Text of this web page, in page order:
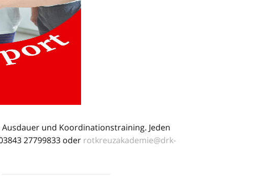
und Koordinationstraining. Jeden
27799833 oder rotkreuzakademie@drk-